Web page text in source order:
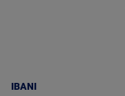
IBANI